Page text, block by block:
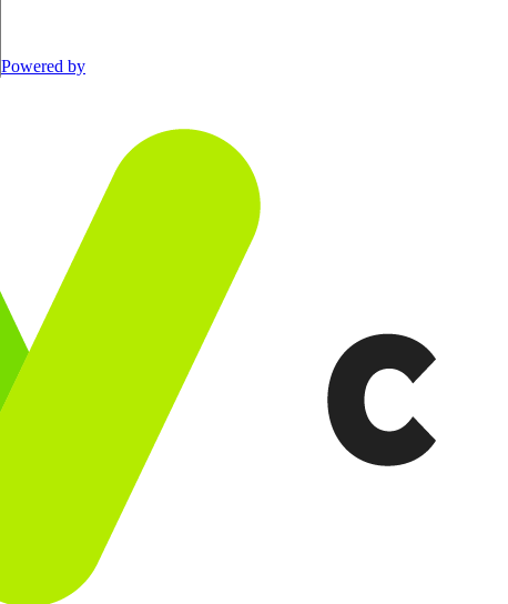
Powered by